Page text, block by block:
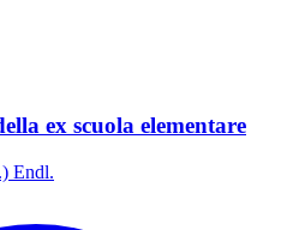
ex scuola elementare
Endl.